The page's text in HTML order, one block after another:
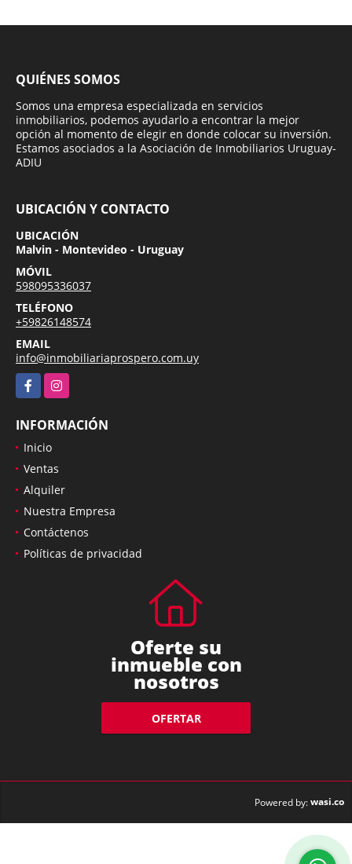
QUIÉNES SOMOS
Somos una empresa especializada en servicios
inmobiliarios, podemos ayudarlo a encontrar la mejor
opción al momento de elegir en donde colocar su inversión.
Estamos asociados a la Asociación de Inmobiliarios Uruguay-
ADIU
UBICACIÓN Y CONTACTO
UBICACIÓN
Malvin - Montevideo - Uruguay
MÓVIL
598095336037
TELÉFONO
+59826148574
EMAIL
info@inmobiliariaprospero.com.uy
FacebookInstagram
INFORMACIÓN
Inicio
Ventas
Alquiler
Nuestra Empresa
Contáctenos
Oferte su
inmueble con
nosotros
OFERTAR
Powered by:wasi.co